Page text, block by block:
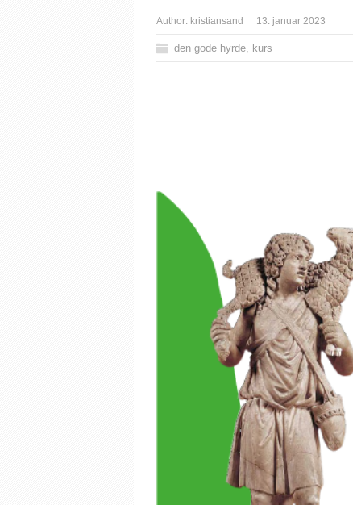
Author: kristiansand 13. januar 2023
den gode hyrde kurs